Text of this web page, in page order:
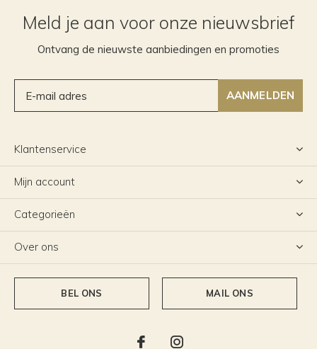
Meld je aan voor onze nieuwsbrief
Ontvang de nieuwste aanbiedingen en promoties
AANMELDEN
Klantenservice
Mijn account
Categorieën
Over ons
BEL ONS MAIL ONS